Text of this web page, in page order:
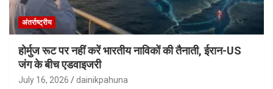
अंतर्राष्ट्रीय
होर्मुज रूट पर नहीं करें भारतीय नाविकों की तैनाती, ईरान-US
जंग के बीच एडवाइजरी
July 16, 2026 dainikpahuna